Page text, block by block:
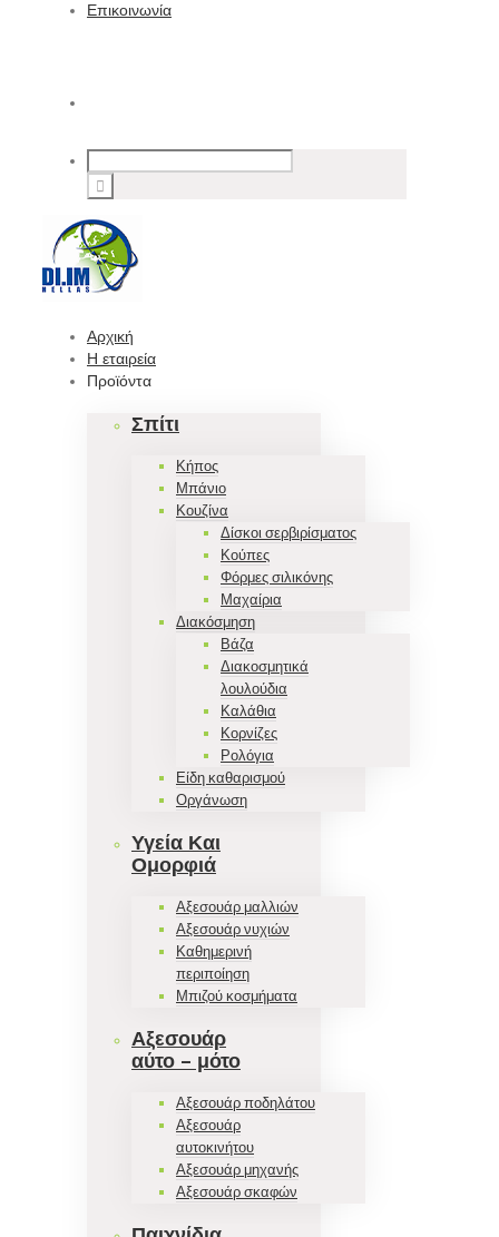
Επικοινωνία
Αρχική
Η εταιρεία
Προϊόντα
Σπίτι
Κήπος
Μπάνιο
Κουζίνα
Δίσκοι σερβιρίσματος
Κούπες
Φόρμες σιλικόνης
Μαχαίρια
Διακόσμηση
Βάζα
Διακοσμητικά
λουλούδια
Καλάθια
Κορνίζες
Ρολόγια
Είδη καθαρισμού
Οργάνωση
Υγεία Και
Ομορφιά
Αξεσουάρ μαλλιών
Αξεσουάρ νυχιών
Καθημερινή
περιποίηση
Μπιζού κοσμήματα
Αξεσουάρ
αύτο – μότο
Αξεσουάρ ποδηλάτου
Αξεσουάρ
αυτοκινήτου
Αξεσουάρ μηχανής
Αξεσουάρ σκαφών